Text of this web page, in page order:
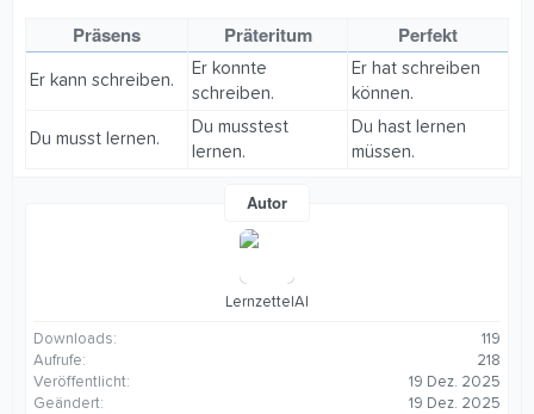
Präsens Präteritum Perfekt
Er kann schreiben.
Er konnte
schreiben.
Er hat schreiben
können.
Du musst lernen.
Du musstest
lernen.
Du hast lernen
müssen.
Autor
LernzettelAI
Downloads
119
Aufrufe
218
Veröffentlicht
19 Dez. 2025
Geändert
19 Dez. 2025